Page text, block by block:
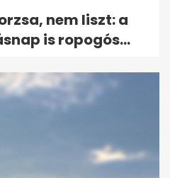
nem liszt: a
is ropogós...